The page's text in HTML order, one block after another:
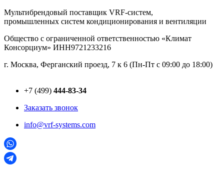
Перейти
к
Мультибрендовый поставщик VRF-cистем,
промышленных систем кондиционирования и вентиляции
Общество с ограниченной ответственностью «Климат
Консорциум» ИНН9721233216
г. Москва, Ферганский проезд, 7 к 6 (Пн-Пт с 09:00 до 18:00)
+7 (499) 444-83-34
Заказать звонок
info@vrf-systems.com